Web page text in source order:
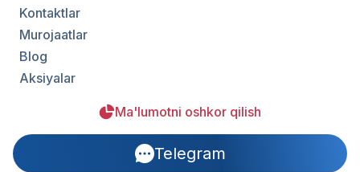
Kontaktlar
Murojaatlar
Blog
Aksiyalar
Ma'lumotni oshkor qilish
Telegram